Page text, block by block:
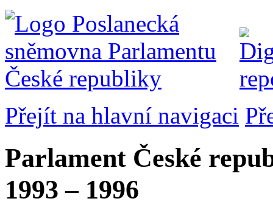
Přejít na hlavní navigaci
Parlament České
1993 – 1996